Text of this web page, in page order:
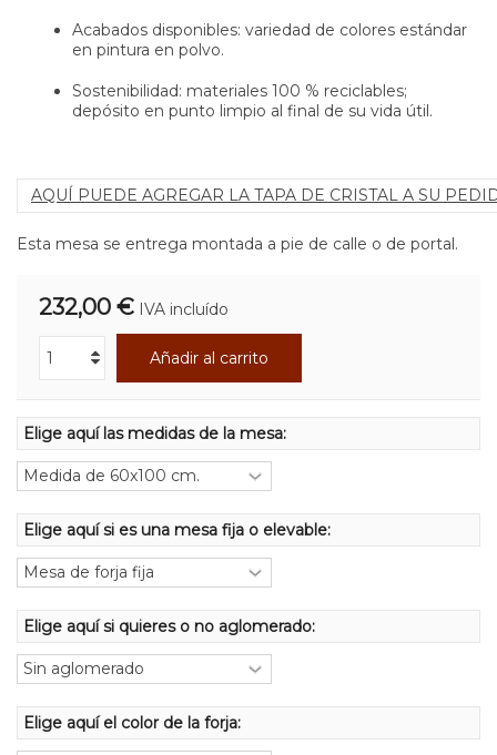
Acabados disponibles: variedad de colores estándar
en pintura en polvo.
Sostenibilidad: materiales 100 % reciclables;
depósito en punto limpio al final de su vida útil.
AQUÍ PUEDE AGREGAR LA TAPA DE CRISTAL A SU
Esta mesa se entrega montada a pie de calle o de portal.
232,00 € IVA incluído
Añadir al carrito
Elige aquí las medidas de la mesa:
Elige aquí si es una mesa fija o elevable:
Elige aquí el color de la forja:
Elige aquí si quieres o no aglomerado: